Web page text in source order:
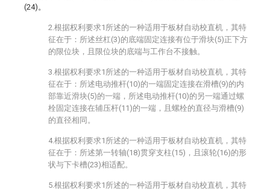
(24)。
2.根据权利要求1所述的一种适用于板材自动校直机，其特
征在于：所述丝杠(3)的底端固定连接有位于滑块(5)正下方
的限位块，且限位块的底端与工作台不接触。
3.根据权利要求1所述的一种适用于板材自动校直机，其特
征在于：所述电动推杆(10)的一端固定连接在滑槽(9)的内
部靠近滑块(5)的一端，所述电动推杆(10)的另一端通过螺
栓固定连接在辅压杆(11)的一端，且螺栓的直径与滑槽(9)
的直径相同。
4.根据权利要求1所述的一种适用于板材自动校直机，其特
征在于：所述第一转轴(18)贯穿支柱(15)，且滚轮(16)的形
状与下卡槽(23)相适配。
5.根据权利要求1所述的一种适用于板材自动校直机，其特